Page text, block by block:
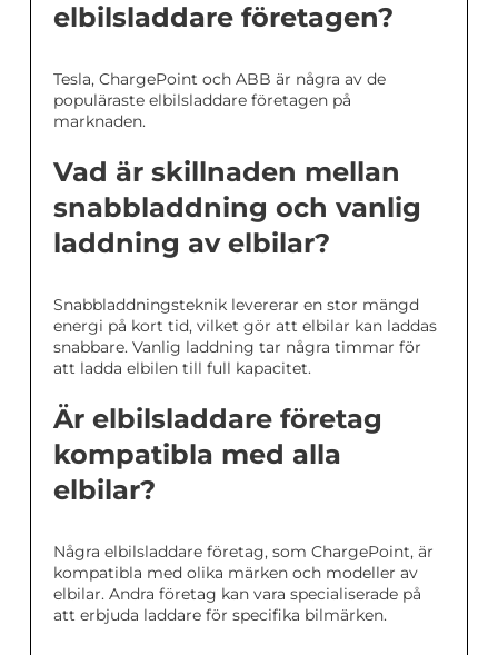
elbilsladdare företagen?
Tesla, ChargePoint och ABB är några av de
populäraste elbilsladdare företagen på
marknaden.
Vad är skillnaden mellan
snabbladdning och vanlig
laddning av elbilar?
Snabbladdningsteknik levererar en stor mängd
energi på kort tid, vilket gör att elbilar kan laddas
snabbare. Vanlig laddning tar några timmar för
att ladda elbilen till full kapacitet.
Är elbilsladdare företag
kompatibla med alla
elbilar?
Några elbilsladdare företag, som ChargePoint, är
kompatibla med olika märken och modeller av
elbilar. Andra företag kan vara specialiserade på
att erbjuda laddare för specifika bilmärken.